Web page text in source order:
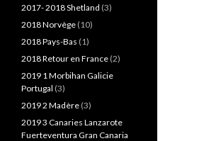
2017- 2018 Shetland (3)
2018 Norvège (10)
2018 Pays-Bas (1)
2018 Retour en France (2)
2019 1 Morbihan Galicie
Portugal (3)
2019 2 Madère (3)
2019 3 Canaries Lanzarote
Fuerteventura Gran Canaria